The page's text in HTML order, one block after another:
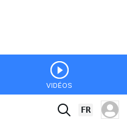
VIDÉOS
FR